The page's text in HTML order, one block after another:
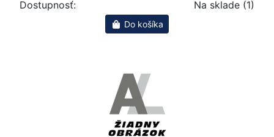
Dostupnosť: Na sklade (1)
Do košíka